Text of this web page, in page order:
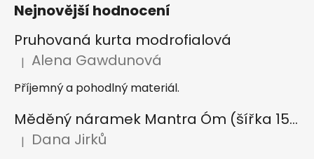
Nejnovější hodnocení
Pruhovaná kurta modrofialová
Hodnocení produktu je 5 z 5 hvězdiček.
| Alena Gawdunová
Příjemný a pohodlný materiál.
Měděný náramek Mantra Óm (šířka 15 mm)
Hodnocení produktu je 5 z 5 hvězdiček.
| Dana Jirků